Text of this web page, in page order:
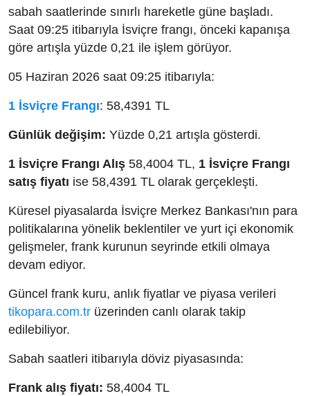
sabah saatlerinde sınırlı hareketle güne başladı.
Saat 09:25 itibarıyla İsviçre frangı, önceki kapanışa
göre artışla yüzde 0,21 ile işlem görüyor.
05 Haziran 2026 saat 09:25 itibarıyla:
1 İsviçre Frangı: 58,4391 TL
Günlük değişim: Yüzde 0,21 artışla gösterdi.
1 İsviçre Frangı Alış 58,4004 TL, 1 İsviçre Frangı
satış fiyatı ise 58,4391 TL olarak gerçekleşti.
Küresel piyasalarda İsviçre Merkez Bankası'nın para
politikalarına yönelik beklentiler ve yurt içi ekonomik
gelişmeler, frank kurunun seyrinde etkili olmaya
devam ediyor.
Güncel frank kuru, anlık fiyatlar ve piyasa verileri
tikopara.com.tr üzerinden canlı olarak takip
edilebiliyor.
Sabah saatleri itibarıyla döviz piyasasında:
Frank alış fiyatı: 58,4004 TL